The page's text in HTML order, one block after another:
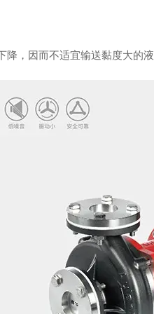
降，因而不适宜输送黏度大的